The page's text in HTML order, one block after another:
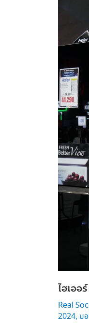
ไฮเออ
Real
2024, บ
ขน
ใช้
ไฟฟ้า
ราคา
พิเศษ
สูงสุด
50%